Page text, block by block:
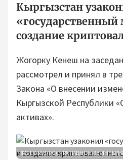
Кыргызстан
создание
Жогорку Кенеш на
рассмотрел и принял в
Закона «О внесении
Кыргызской Республики
активах».
ФОТО ИЛЛЮСТРАТИВНОЕ ИЗ